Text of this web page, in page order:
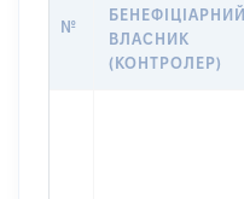
№
БЕНЕФІЦІАРНИЙ
ВЛАСНИК
(КОНТРОЛЕР)